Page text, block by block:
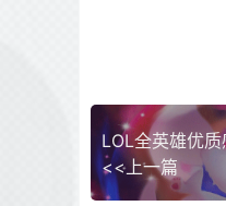
LOL全英雄优
<<上一篇